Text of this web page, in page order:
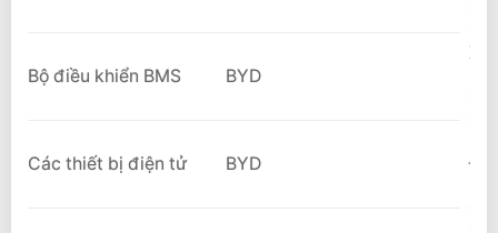
Xe
Bộ điều khiển BMS BYD
Các thiết bị điện tử BYD